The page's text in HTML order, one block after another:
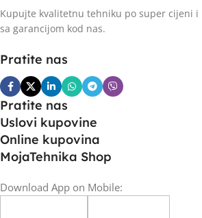
Kupujte kvalitetnu tehniku po super cijeni i
sa garancijom kod nas.
Pratite nas
Pratite nas
Uslovi kupovine
Online kupovina
MojaTehnika Shop
Download App on Mobile: